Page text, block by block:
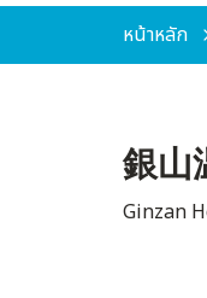
หน้าหลัก
銀山
Ginzan